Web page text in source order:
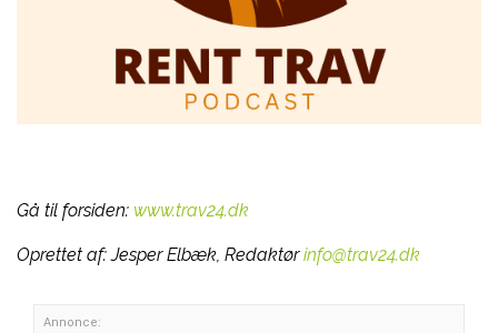
Gå til forsiden: www.trav24.dk
Oprettet af:Jesper Elbæk, Redaktør info@trav24.dk
Annonce: